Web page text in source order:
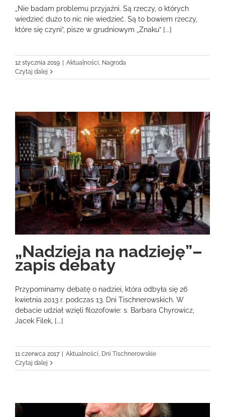
„Nie badam problemu przyjaźni. Są rzeczy, o których
wiedzieć dużo to nic nie wiedzieć. Są to bowiem rzeczy,
które się czyni”, pisze w grudniowym „Znaku” [...]
12 stycznia 2019 | Aktualności Nagroda
Czytaj dalej
„Nadzieja na nadzieję”–
zapis debaty
Przypominamy debatę o nadziei, która odbyła się 26
kwietnia 2013 r. podczas 13. Dni Tischnerowskich. W
debacie udział wzięli filozofowie: s. Barbara Chyrowicz,
Jacek Filek, [...]
11 czerwca 2017 | Aktualności Dni Tischnerowskie
Czytaj dalej